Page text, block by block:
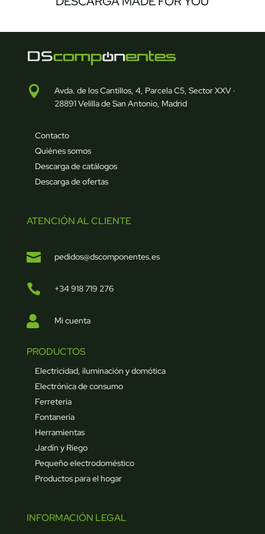

Avda. de los Cantillos, 4, Parcela C5, Sector XXV ·
28891 Velilla de San Antonio, Madrid
Contacto
Quiénes somos
Descarga de catálogos
Descarga de ofertas
ATENCIÓN AL CLIENTE
 pedidos@dscomponentes.es
 +34 918 719 276
 Mi cuenta
PRODUCTOS
Electricidad, iluminación y domótica
Electrónica de consumo
Ferretería
Fontanería
Herramientas
Jardín y Riego
Pequeño electrodoméstico
Productos para el hogar
INFORMACIÓN LEGAL